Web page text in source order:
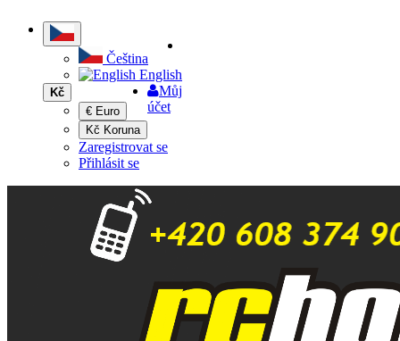
Čeština
English
Kč
€ Euro
Kč Koruna
Můj
účet
Zaregistrovat se
Přihlásit se